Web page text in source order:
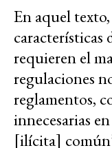
En aquel
características
requieren el
regulaciones
reglamentos,
innecesarias
[ilícita]